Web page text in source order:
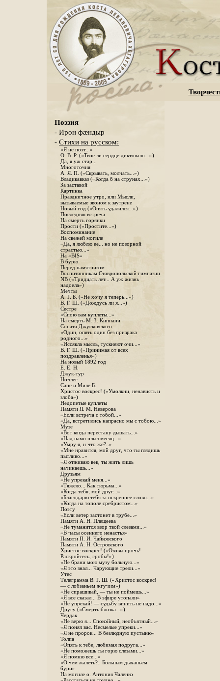
Поэзия
- Ирон фæндыр
- Стихи на русском:
«Я не поэт...»
О. В. Р. («Твое ли сердце диктовало...»)
Да, я уж стар...
Многоточия
А. Я. П. («Скрывать, молчать...»)
Владикавказ («Когда б на струнах...»)
За заставой
Картинка
Праздничное утро, или Мысли,
вызываемые звоном к заутрене
Новый год («Опять удалился...»)
Последняя встреча
На смерть горянки
Прости («Простите...»)
Воспоминание
На свежей могиле
«Да, я люблю ее... но не позорной
страстью...»
На «BIS»
В бурю
Перед памятником
Воспитанникам Ставропольской гимназии
NB («Тридцать лет... А уж жизнь
надоела»)
Мечты
А. Г. Б. («Не хочу я теперь...»)
В. Г. Ш. («Дождусь ли я...»)
Сестре
«Спою вам куплеты...»
На смерть М. З. Кипиани
Соната Джусковского
«Один, опять один без призрака
родного...»
«Иссякла мысль, тускнеют очи...»
В. Г. Ш. («Принимая от всех
поздравленья»)
На новый 1892 год
Е. Е. Н.
Джук-тур
Ночлег
Сане и Миле Б.
Христос воскрес! («Умолкни, ненависть и
злоба»)
Недопетые куплеты
Памяти Я. М. Неверова
«Если встреча с тобой...»
«Да, встретились напрасно мы с тобою...»
Музе
«Вот когда перестану дышать...»
«Над нами плыл месяц...»
«Умру я, и что же?..»
«Мне нравится, мой друг, что ты глядишь
пытливо...»
«Я отживаю век, ты жить лишь
начинаешь...»
Друзьям
«Не упрекай меня...»
«Тяжело... Как тюрьма...»
«Когда тебя, мой друг...»
«Благодарю тебя за искреннее слово...»
«Когда на тополе сребристом...»
Поэту
«Если ветер застонет в трубе...»
Памяти А. Н. Плещеева
«Не туманится взор твой слезами...»
«В часы осеннего ненастья»
Памяти П. И. Чайковского
Памяти А. Н. Островского
Христос воскрес! («Оковы прочь!
Раскройтесь, гробы!»)
«Не брани мою музу больную...»
«Я это знал... Чарующие трели...»
Утес
Телеграмма В. Г. Ш. («Христос воскрес!
— с лобзаньем жгучим»)
«Не спрашивай, — ты не поймешь...»
«Я все сказал... В эфире утопали»
«Не упрекай! — судьбу винить не надо...»
Другу («Смерть близка...»)
Чердак
«Не верю я... Спокойный, необъятный...»
«Я понял вас. Несмелые упреки...»
«Я не пророк... В безлюдную пустыню»
Толпа
«Опять к тебе, любимая подруга...»
«Не поможешь ты горю слезами...»
«Я помню все...»
«О чем жалеть?.. Больным дыханьем
бури»
На могиле о. Антония Чаленко